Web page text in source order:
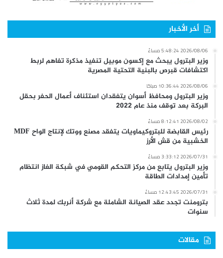
أخر الأخبار
2026/08/06 5:48:24 مساءً
وزير البترول يبحث مع إكسون موبيل تنفيذ مذكرة تفاهم لربط
اكتشافات قبرص بالبنية التحتية المصرية
2026/08/06 10:36:44 صباحًا
وزير البترول ومحافظ أسوان يتفقدان استئناف أعمال الحفر بحقل
البركة بعد توقف منذ عام 2022
2026/08/02 8:12:41 مساءً
رئيس القابضة للبتروكيماويات يتفقد مصنع ووتك لإنتاج الواح MDF
الخشبية من قش الأرز
2026/07/31 3:33:12 مساءً
وزير البترول يتابع من مركز التحكم القومي في شبكة الغاز انتظام
تأمين إمدادات الطاقة
2026/07/31 12:43:45 مساءً
بترومنت تجدد عقد الصيانة الشاملة مع شركة أنربك لمدة ثلاث
سنوات
مقالات